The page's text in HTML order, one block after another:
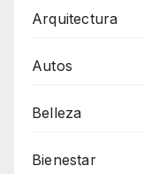
Arquitectura
Autos
Belleza
Bienestar